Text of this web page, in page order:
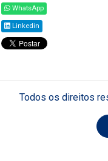
WhatsApp
Linkedin
Todos os direitos